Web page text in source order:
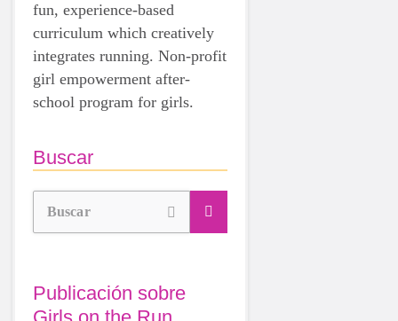
fun, experience-based
curriculum which creatively
integrates running. Non-profit
girl empowerment after-
school program for girls.
Buscar
Buscar
Publicación sobre